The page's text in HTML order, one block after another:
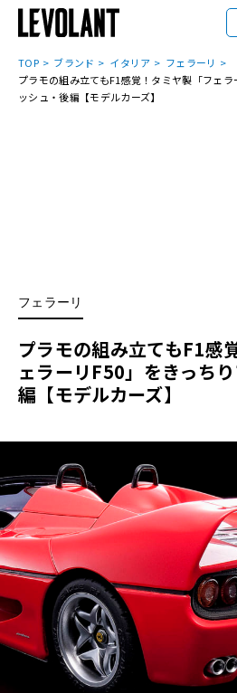
TOP ブランド イタリア
フェラーリ
プラモの組み立てもF1感覚！タミヤ製「フェ
ッシュ・後編【モデルカーズ】
フェラーリ
プラモの組み立てもF1感
ェラーリF50」をきっち
編【モデルカーズ】